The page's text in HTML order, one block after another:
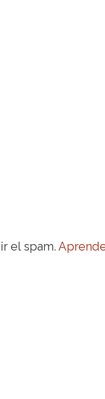
el spam.